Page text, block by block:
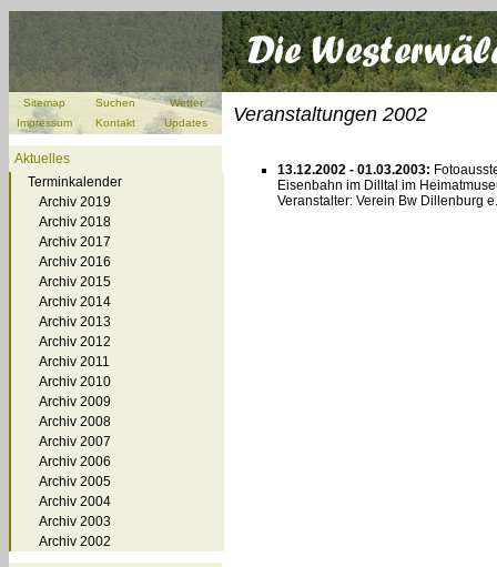
Sitemap Suchen
Wetter
Impressum
Kontakt Updates
Aktuelles
Terminkalender
Archiv 2019
Archiv 2018
Archiv 2017
Archiv 2016
Archiv 2015
Archiv 2014
Archiv 2013
Archiv 2012
Archiv 2011
Archiv 2010
Archiv 2009
Archiv 2008
Archiv 2007
Archiv 2006
Archiv 2005
Archiv 2004
Archiv 2003
Archiv 2002
Veranstaltungen 2002
13.12.2002 - 01.03.2003:
Eisenbahn im Dilltal im
Veranstalter: Verein Bw Dillenburg